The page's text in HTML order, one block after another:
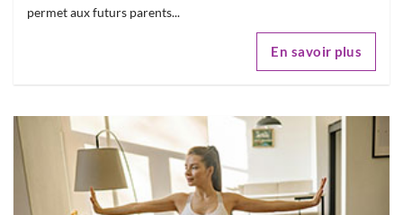
permet aux futurs parents...
En savoir plus